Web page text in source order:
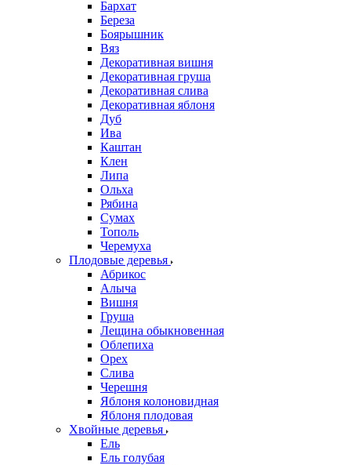
Бархат
Береза
Боярышник
Вяз
Декоративная вишня
Декоративная груша
Декоративная слива
Декоративная яблоня
Дуб
Ива
Каштан
Клен
Липа
Ольха
Рябина
Сумах
Тополь
Черемуха
Плодовые деревья
Абрикос
Алыча
Вишня
Груша
Лещина обыкновенная
Облепиха
Орех
Слива
Черешня
Яблоня колоновидная
Яблоня плодовая
Хвойные деревья
Ель
Ель голубая